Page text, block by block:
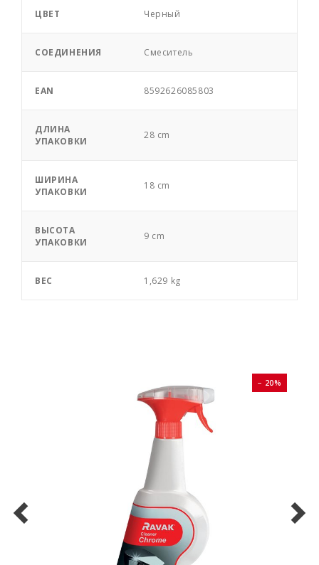
ЦВЕТ Черный
СОЕДИНЕНИЯ Смеситель
EAN 8592626085803
ДЛИНА
УПАКОВКИ
28 cm
ШИРИНА
УПАКОВКИ
18 cm
ВЫСОТА
УПАКОВКИ
9 cm
ВЕС 1,629 kg
− 20%